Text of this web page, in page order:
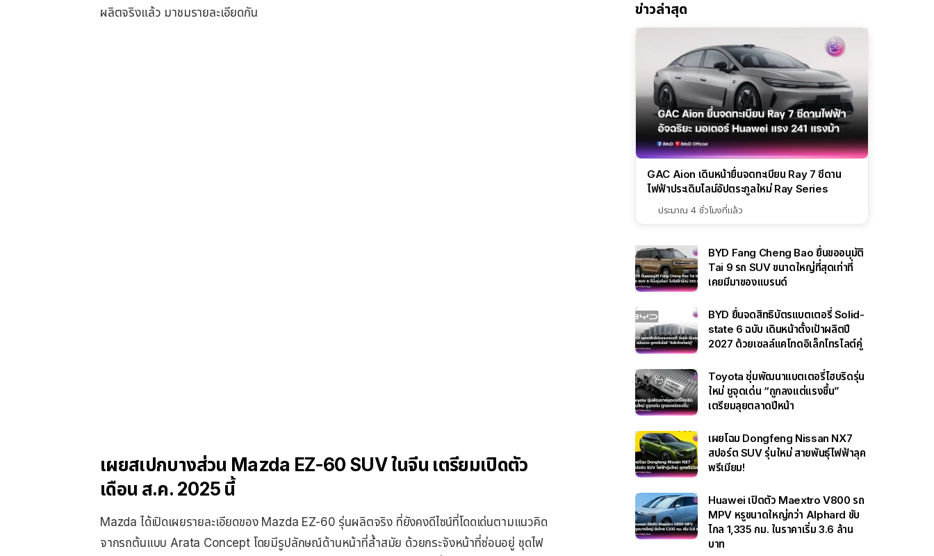
ผลิตจริงแล้ว มาชมรายละเอียดกัน
เผยสเปกบางส่วน Mazda EZ-60 SUV ในจีน เตรียมเปิดตัว
เดือน ส.ค. 2025 นี้
Mazda ได้เปิดเผยรายละเอียดของ Mazda EZ-60 รุ่นผลิตจริง ที่ยังคงดีไซน์ที่โดดเด่นตามแนวคิด
จากรถต้นแบบ Arata Concept โดยมีรูปลักษณ์ด้านหน้าที่ล้ำสมัย ด้วยกระจังหน้าที่ซ่อนอยู่ ชุดไฟ
ข่าวล่าสุด
GAC Aion เดินหน้ายื่นจดทะเบียน Ray 7 ซีดาน
ไฟฟ้าประเดิมไลน์อัปตระกูลใหม่ Ray Series
ประมาณ 4 ชั่วโมงที่แล้ว
BYD Fang Cheng Bao ยื่นขออนุมัติ
Tai 9 รถ SUV ขนาดใหญ่ที่สุดเท่าที่
เคยมีมาของแบรนด์
BYD ยื่นจดสิทธิบัตรแบตเตอรี่ Solid-
state 6 ฉบับ เดินหน้าตั้งเป้าผลิตปี
2027 ด้วยเซลล์แคโทดอิเล็กโทรไลต์คู่
Toyota ซุ่มพัฒนาแบตเตอรี่ไฮบริดรุ่น
ใหม่ ชูจุดเด่น “ถูกลงแต่แรงขึ้น”
เตรียมลุยตลาดปีหน้า
เผยโฉม Dongfeng Nissan NX7
สปอร์ต SUV รุ่นใหม่ สายพันธุ์ไฟฟ้าลุค
พรีเมียม!
Huawei เปิดตัว Maextro V800 รถ
MPV หรูขนาดใหญ่กว่า Alphard ขับ
ไกล 1,335 กม. ในราคาเริ่ม 3.6 ล้าน
บาท